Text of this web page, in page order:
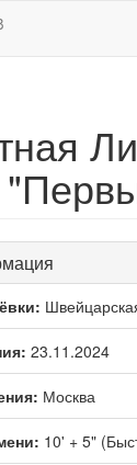
23.11.2024
Москва
10' + 5"